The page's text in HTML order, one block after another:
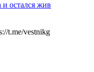
остался жив
t.me/vestnikg